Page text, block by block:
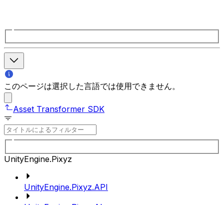
このページは選択した言語では使用できません。
Asset Transformer SDK
UnityEngine.Pixyz
UnityEngine.Pixyz.API